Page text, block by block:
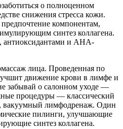
о полноценном
снижения стресса кожи.
компонентам,
синтез коллагена.
антиоксидантами и АНА-
лица. Проведенная по
движение крови в лимфе и
забывай о салонном уходе —
процедуры — классический
вакуумный лимфодренаж. Один
пилинги, улучшающие
синтез коллагена.